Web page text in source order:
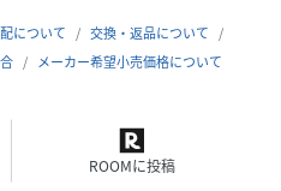
りに対する姿勢は、ファッシ
たブランドです。
品に不良が無い場合に限り出
について
交換・返品について
メーカー希望小売価格について
ROOMに投稿